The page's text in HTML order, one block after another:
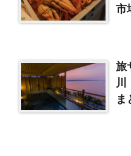
市
旅
川
ま